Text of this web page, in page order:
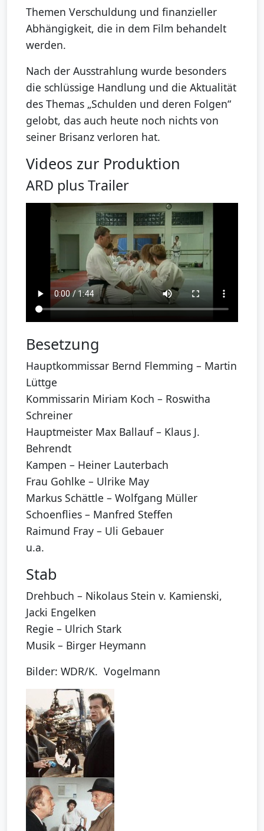
Themen Verschuldung und finanzieller
Abhängigkeit, die in dem Film behandelt
werden.
Nach der Ausstrahlung wurde besonders
die schlüssige Handlung und die Aktualität
des Themas „Schulden und deren Folgen“
gelobt, das auch heute noch nichts von
seiner Brisanz verloren hat.
Videos zur Produktion
ARD plus Trailer
Besetzung
Hauptkommissar Bernd Flemming – Martin
Lüttge
Kommissarin Miriam Koch – Roswitha
Schreiner
Hauptmeister Max Ballauf – Klaus J.
Behrendt
Kampen – Heiner Lauterbach
Frau Gohlke – Ulrike May
Markus Schättle – Wolfgang Müller
Schoenflies – Manfred Steffen
Raimund Fray – Uli Gebauer
u.a.
Stab
Drehbuch – Nikolaus Stein v. Kamienski,
Jacki Engelken
Regie – Ulrich Stark
Musik – Birger Heymann
Bilder: WDR/K. Vogelmann